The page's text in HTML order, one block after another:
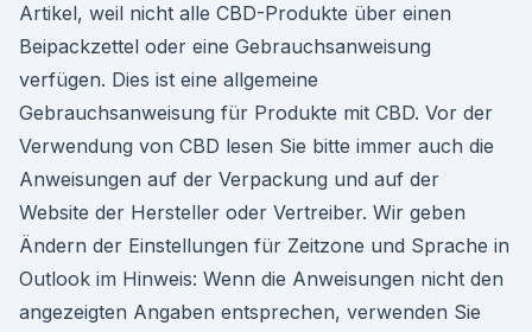
Artikel, weil nicht alle CBD-Produkte über einen
Beipackzettel oder eine Gebrauchsanweisung
verfügen. Dies ist eine allgemeine
Gebrauchsanweisung für Produkte mit CBD. Vor der
Verwendung von CBD lesen Sie bitte immer auch die
Anweisungen auf der Verpackung und auf der
Website der Hersteller oder Vertreiber. Wir geben
Ändern der Einstellungen für Zeitzone und Sprache in
Outlook im Hinweis: Wenn die Anweisungen nicht den
angezeigten Angaben entsprechen, verwenden Sie